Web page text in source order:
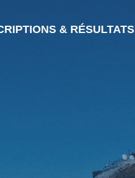
& RÉSULTATS